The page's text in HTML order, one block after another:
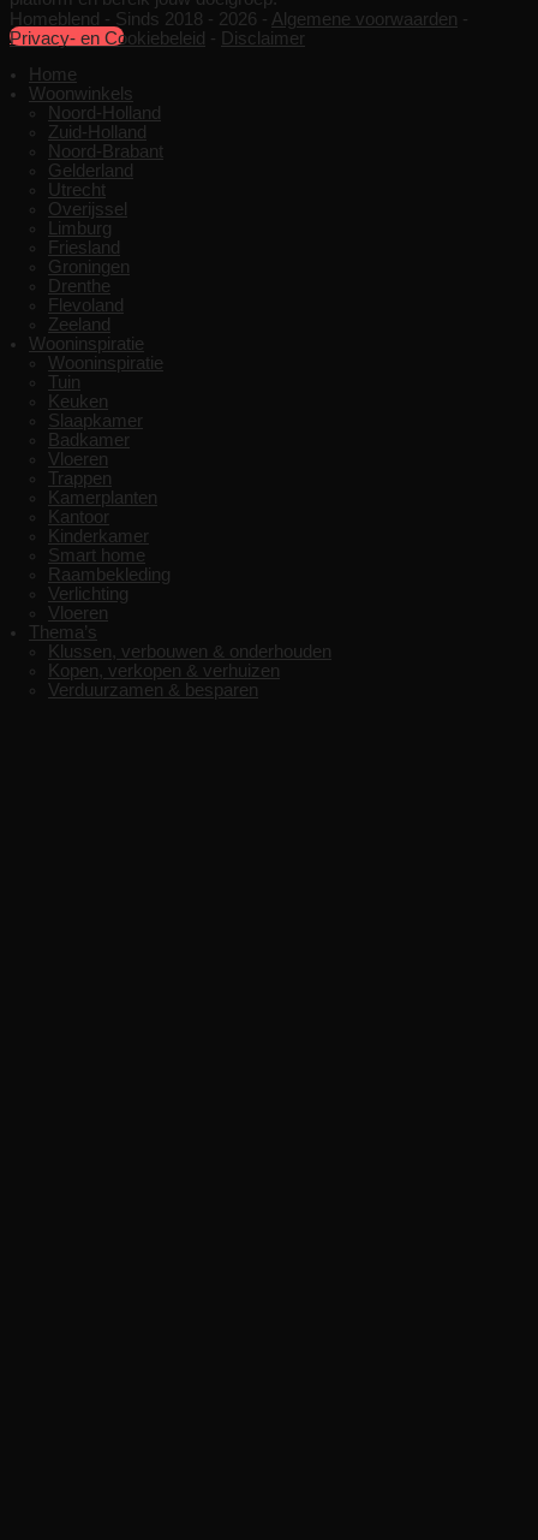
Samenwerken
Homeblend - Sinds 2018 - 2026 - Algemene voorwaarden -
Privacy- en Cookiebeleid - Disclaimer
Home
Woonwinkels
Noord-Holland
Zuid-Holland
Noord-Brabant
Gelderland
Utrecht
Overijssel
Limburg
Friesland
Groningen
Drenthe
Flevoland
Zeeland
Wooninspiratie
Wooninspiratie
Tuin
Keuken
Slaapkamer
Badkamer
Vloeren
Trappen
Kamerplanten
Kantoor
Kinderkamer
Smart home
Raambekleding
Verlichting
Vloeren
Thema’s
Klussen, verbouwen & onderhouden
Kopen, verkopen & verhuizen
Verduurzamen & besparen